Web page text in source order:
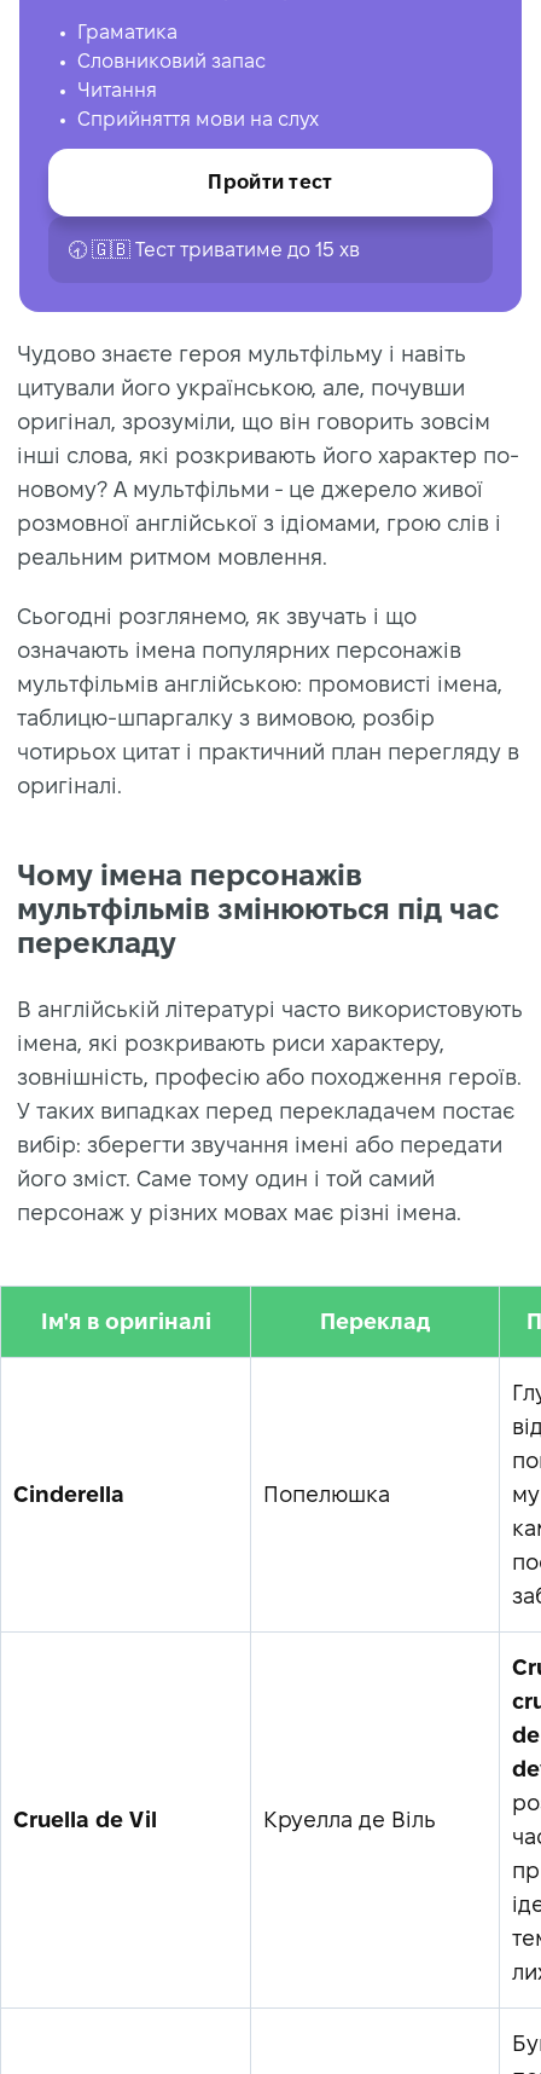
Граматика
Словниковий запас
Читання
Сприйняття мови на слух
Пройти тест
🕣 🇬🇧 Тест триватиме до 15 хв
Чудово знаєте героя мультфільму і навіть
цитували його українською, але, почувши
оригінал, зрозуміли, що він говорить зовсім
інші слова, які розкривають його характер по-
новому? А мультфільми - це джерело живої
розмовної англійської з ідіомами, грою слів і
реальним ритмом мовлення.
Сьогодні розглянемо, як звучать і що
означають імена популярних персонажів
мультфільмів англійською: промовисті імена,
таблицю-шпаргалку з вимовою, розбір
чотирьох цитат і практичний план перегляду в
оригіналі.
Чому імена персонажів
мультфільмів змінюються під час
перекладу
В англійській літературі часто використовують
імена, які розкривають риси характеру,
зовнішність, професію або походження героїв.
У таких випадках перед перекладачем постає
вибір: зберегти звучання імені або передати
його зміст. Саме тому один і той самий
персонаж у різних мовах має різні імена.
Ім'я в оригіналі Переклад
Cinderella Попелюшка
Cruella de Vil Круелла де Віль